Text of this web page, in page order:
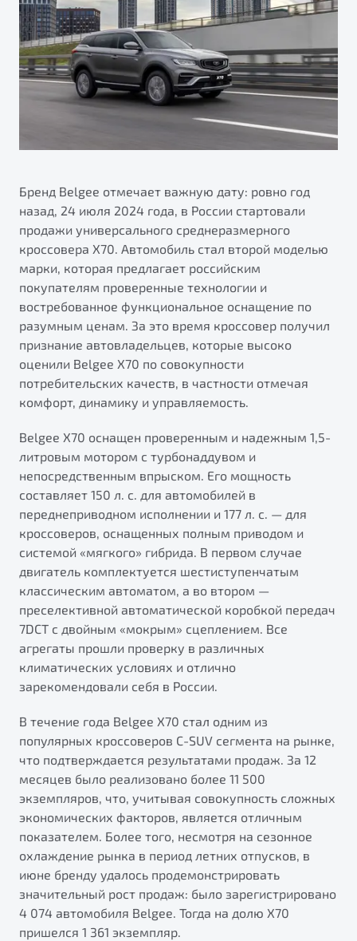
Яркий кроссовер
от 2 219 990 ₽*
Элегантный и практичный седан
от 1 699 990 ₽*
Обзор В наличии
X70
Универсальный кроссовер
от 2 499 990 ₽*
Обзор В наличии
Автокредит
Трейд-ин
Страхование
Расчет КАСКО
Узнайте о специальных выгодах при покупке
автомобиля Belgee
Подробно
Автомобили в наличии
Тест-драйв
Автокредит
Спецпредложения
ПОДДЕРЖКА
Гарантия Belgee
Belgee Линк
Belgee Клуб
Клиентская поддержка
Помощь на дорогах
Будьте еще более уверены на дорогах с программой
"Помощь на дорогах"
Преимущества программы
Запись на сервис
Калькулятор ТО
Клиентская поддержка
О дилерском центре
Правовая информация
Бренд Belgee отмечает важную дату: ровно год
назад, 24 июля 2024 года, в России стартовали
продажи универсального среднеразмерного
кроссовера X70. Автомобиль стал второй моделью
марки, которая предлагает российским
покупателям проверенные технологии и
востребованное функциональное оснащение по
разумным ценам. За это время кроссовер получил
признание автовладельцев, которые высоко
оценили Belgee X70 по совокупности
потребительских качеств, в частности отмечая
комфорт, динамику и управляемость.
Belgee X70 оснащен проверенным и надежным 1,5-
литровым мотором с турбонаддувом и
непосредственным впрыском. Его мощность
составляет 150 л. с. для автомобилей в
переднеприводном исполнении и 177 л. с. — для
кроссоверов, оснащенных полным приводом и
системой «мягкого» гибрида. В первом случае
двигатель комплектуется шестиступенчатым
классическим автоматом, а во втором —
преселективной автоматической коробкой передач
7DCT с двойным «мокрым» сцеплением. Все
агрегаты прошли проверку в различных
климатических условиях и отлично
зарекомендовали себя в России.
В течение года Belgee X70 стал одним из
популярных кроссоверов C-SUV сегмента на рынке,
что подтверждается результатами продаж. За 12
месяцев было реализовано более 11 500
экземпляров, что, учитывая совокупность сложных
экономических факторов, является отличным
показателем. Более того, несмотря на сезонное
охлаждение рынка в период летних отпусков, в
июне бренду удалось продемонстрировать
значительный рост продаж: было зарегистрировано
4 074 автомобиля Belgee. Тогда на долю X70
пришелся 1 361 экземпляр.